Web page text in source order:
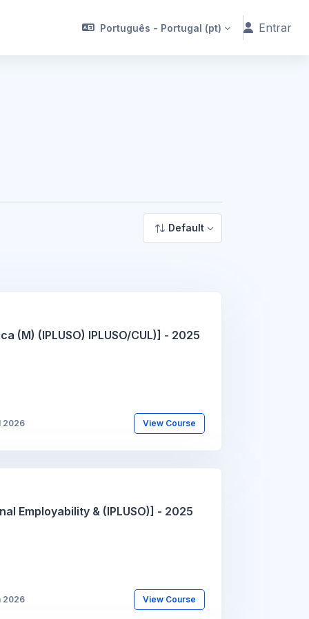
Português - Portugal ‎(pt)‎ Entrar
Default
(M) (IPLUSO) IPLUSO/CUL)] - 2025
2026 View Course
Employability & (IPLUSO)] - 2025
2026 View Course